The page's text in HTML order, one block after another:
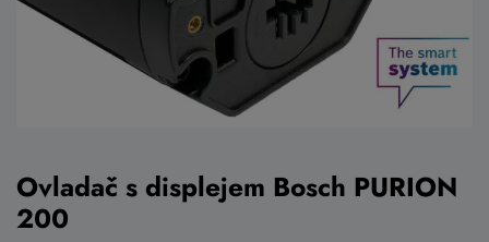
Ovladač s displejem Bosch PURION
200